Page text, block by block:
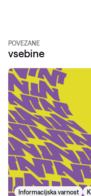
POVEZANE
vsebine
Informacijska varnost